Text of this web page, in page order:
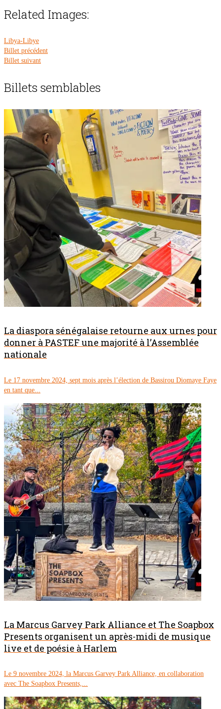
Related Images:
Libya-Libye
Billet précédent
Billet suivant
Billets semblables
La diaspora sénégalaise retourne aux urnes pour
donner à PASTEF une majorité à l’Assemblée
nationale
Le 17 novembre 2024, sept mois après l’élection de Bassirou Diomaye Faye
en tant que...
La Marcus Garvey Park Alliance et The Soapbox
Presents organisent un après-midi de musique
live et de poésie à Harlem
Le 9 novembre 2024, la Marcus Garvey Park Alliance, en collaboration
avec The Soapbox Presents,...